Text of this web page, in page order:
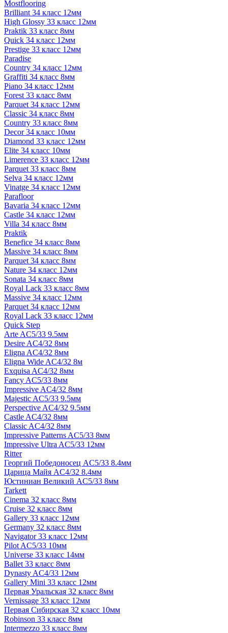
Mostflooring
Brilliant 34 класс 12мм
High Glossy 33 класс 12мм
Praktik 33 класс 8мм
Quick 34 класс 12мм
Prestige 33 класс 12мм
Paradise
Country 34 класс 12мм
Graffiti 34 класс 8мм
Piano 34 класс 12мм
Forest 33 класс 8мм
Parquet 34 класс 12мм
Classic 34 класс 8мм
Country 33 класс 8мм
Decor 34 класс 10мм
Diamond 33 класс 12мм
Elite 34 класс 10мм
Limerence 33 класс 12мм
Parquet 33 класс 8мм
Selva 34 класс 12мм
Vinatge 34 класс 12мм
Parafloor
Bavaria 34 класс 12мм
Castle 34 класс 12мм
Villa 34 класс 8мм
Praktik
Benefice 34 класс 8мм
Massive 34 класс 8мм
Parquet 34 класс 8мм
Nature 34 класс 12мм
Sonata 34 класс 8мм
Royal Lack 33 класс 8мм
Massive 34 класс 12мм
Parquet 34 класс 12мм
Royal Lack 33 класс 12мм
Quick Step
Arte AC5/33 9.5мм
Desire AC4/32 8мм
Eligna AC4/32 8мм
Eligna Wide AC4/32 8м
Exquisa AC4/32 8мм
Fancy AC5/33 8мм
Impressive AC4/32 8мм
Majestic AC5/33 9.5мм
Perspective AC4/32 9.5мм
Castle AC4/32 8мм
Classic AC4/32 8мм
Impressive Patterns AC5/33 8мм
Impressive Ultra AC5/33 12мм
Ritter
Георгий Победоносец AC5/33 8.4мм
Царица Майя AC4/32 8.4мм
Юстиниан Великий AC5/33 8мм
Tarkett
Cinema 32 класс 8мм
Cruise 32 класс 8мм
Gallery 33 класс 12мм
Germany 32 класс 8мм
Navigator 33 класс 12мм
Pilot AC5/33 10мм
Universe 33 класс 14мм
Ballet 33 класс 8мм
Dynasty AC4/33 12мм
Gallery Mini 33 класс 12мм
Первая Уральская 32 класс 8мм
Vernissage 33 класс 12мм
Первая Сибирская 32 класс 10мм
Robinson 33 класс 8мм
Intermezzo 33 класс 8мм